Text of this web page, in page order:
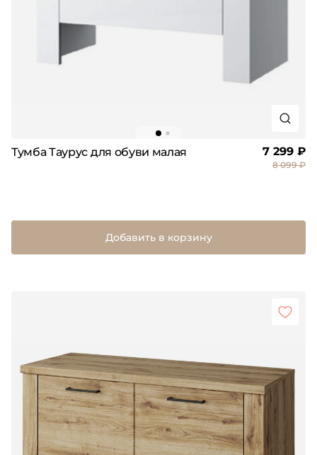
Тумба Таурус для обуви малая 7 299 ₽
8 099 ₽
Добавить в корзину